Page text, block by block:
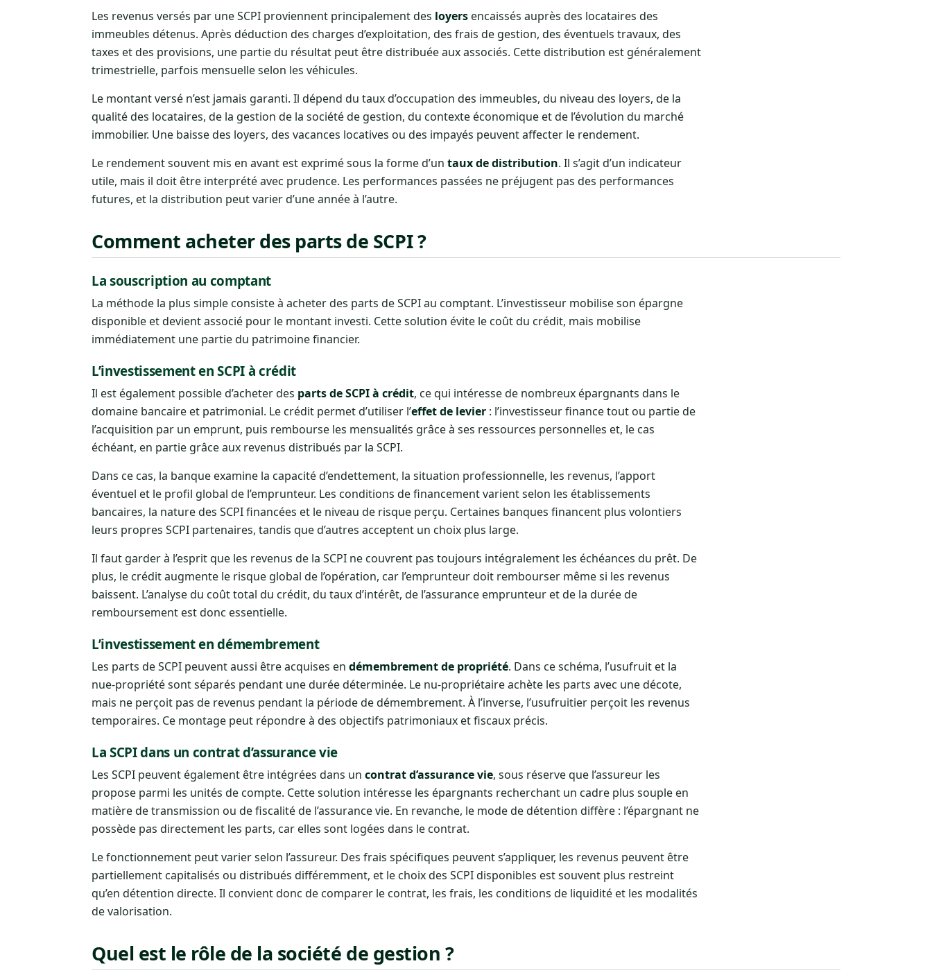
Les revenus versés par une SCPI proviennent principalement des loyers encaissés auprès des locataires des
immeubles détenus. Après déduction des charges d’exploitation, des frais de gestion, des éventuels travaux, des
taxes et des provisions, une partie du résultat peut être distribuée aux associés. Cette distribution est généralement
trimestrielle, parfois mensuelle selon les véhicules.
Le montant versé n’est jamais garanti. Il dépend du taux d’occupation des immeubles, du niveau des loyers, de la
qualité des locataires, de la gestion de la société de gestion, du contexte économique et de l’évolution du marché
immobilier. Une baisse des loyers, des vacances locatives ou des impayés peuvent affecter le rendement.
Le rendement souvent mis en avant est exprimé sous la forme d’un taux de distribution. Il s’agit d’un indicateur
utile, mais il doit être interprété avec prudence. Les performances passées ne préjugent pas des performances
futures, et la distribution peut varier d’une année à l’autre.
Comment acheter des parts de SCPI ?
La souscription au comptant
La méthode la plus simple consiste à acheter des parts de SCPI au comptant. L’investisseur mobilise son épargne
disponible et devient associé pour le montant investi. Cette solution évite le coût du crédit, mais mobilise
immédiatement une partie du patrimoine financier.
L’investissement en SCPI à crédit
Il est également possible d’acheter des parts de SCPI à crédit, ce qui intéresse de nombreux épargnants dans le
domaine bancaire et patrimonial. Le crédit permet d’utiliser l’effet de levier : l’investisseur finance tout ou partie de
l’acquisition par un emprunt, puis rembourse les mensualités grâce à ses ressources personnelles et, le cas
échéant, en partie grâce aux revenus distribués par la SCPI.
Dans ce cas, la banque examine la capacité d’endettement, la situation professionnelle, les revenus, l’apport
éventuel et le profil global de l’emprunteur. Les conditions de financement varient selon les établissements
bancaires, la nature des SCPI financées et le niveau de risque perçu. Certaines banques financent plus volontiers
leurs propres SCPI partenaires, tandis que d’autres acceptent un choix plus large.
Il faut garder à l’esprit que les revenus de la SCPI ne couvrent pas toujours intégralement les échéances du prêt. De
plus, le crédit augmente le risque global de l’opération, car l’emprunteur doit rembourser même si les revenus
baissent. L’analyse du coût total du crédit, du taux d’intérêt, de l’assurance emprunteur et de la durée de
remboursement est donc essentielle.
L’investissement en démembrement
Les parts de SCPI peuvent aussi être acquises en démembrement de propriété. Dans ce schéma, l’usufruit et la
nue-propriété sont séparés pendant une durée déterminée. Le nu-propriétaire achète les parts avec une décote,
mais ne perçoit pas de revenus pendant la période de démembrement. À l’inverse, l’usufruitier perçoit les revenus
temporaires. Ce montage peut répondre à des objectifs patrimoniaux et fiscaux précis.
La SCPI dans un contrat d’assurance vie
Les SCPI peuvent également être intégrées dans un contrat d’assurance vie, sous réserve que l’assureur les
propose parmi les unités de compte. Cette solution intéresse les épargnants recherchant un cadre plus souple en
matière de transmission ou de fiscalité de l’assurance vie. En revanche, le mode de détention diffère : l’épargnant ne
possède pas directement les parts, car elles sont logées dans le contrat.
Le fonctionnement peut varier selon l’assureur. Des frais spécifiques peuvent s’appliquer, les revenus peuvent être
partiellement capitalisés ou distribués différemment, et le choix des SCPI disponibles est souvent plus restreint
qu’en détention directe. Il convient donc de comparer le contrat, les frais, les conditions de liquidité et les modalités
de valorisation.
Quel est le rôle de la société de gestion ?